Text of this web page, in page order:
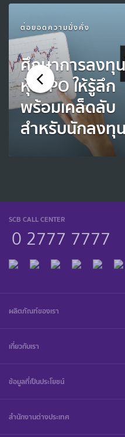
ต่อยอดความมั่งคั่ง
ศึกษาการลงทุ
หุ้น IPO ให้รู้ลึก
พร้อมเคล็ดลับ
สำหรับนักลงทุน
SCB CALL CENTER
0 2777 7777
ผลิตภัณฑ์ของเรา
เกี่ยวกับเรา
ข้อมูลที่เป็นประโยชน์
สำนักงานต่างประเทศ